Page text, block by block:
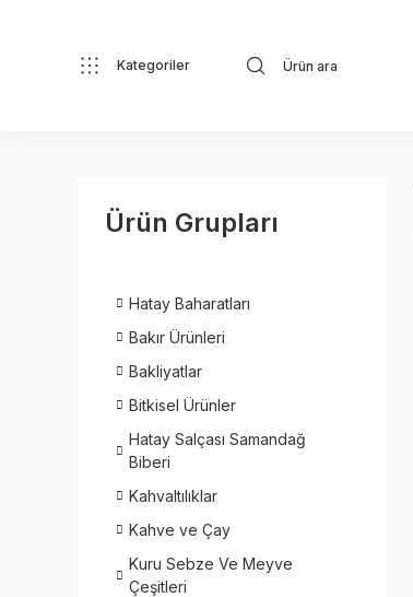
Kategoriler
Ürün Grupları
Hatay Baharatları
Bakır Ürünleri
Bakliyatlar
Bitkisel Ürünler
Hatay Salçası Samandağ
Biberi
Kahvaltılıklar
Kahve ve Çay
Kuru Sebze Ve Meyve
Çeşitleri